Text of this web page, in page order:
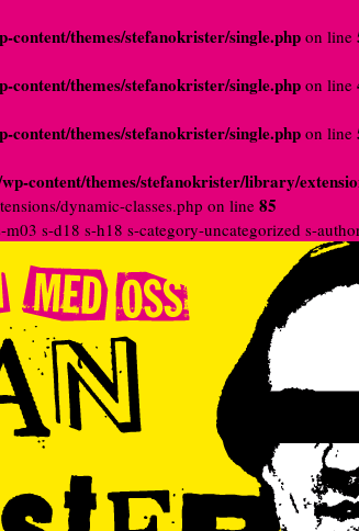
content/themes/stefanokrister/single.phpon line
content/themes/stefanokrister/single.phpon line
content/themes/stefanokrister/single.phpon line
content/themes/stefanokrister/library/
dynamic-classes.php on line 85
s-d18 s-h18 s-category-uncategorized s-